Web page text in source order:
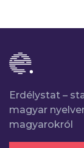
Erdélystat –
magyar
magyarokról